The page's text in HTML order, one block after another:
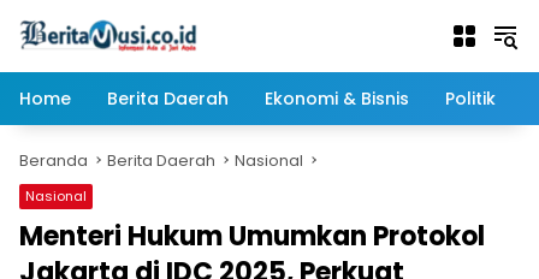
Home
Berita Daerah Ekonomi & Bisnis Politik
Beranda Berita Daerah Nasional
Nasional
Menteri Hukum Umumkan Protokol